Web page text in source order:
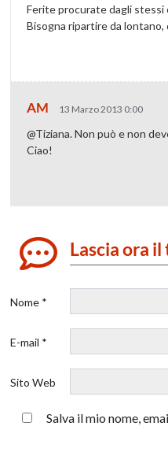
Ferite procurate dagli stessi
Bisogna ripartire da
AM 13 Marzo 2013 0:00
@Tiziana. Non può e non
Ciao!
Lascia ora
Nome *
E-mail *
Sito Web
Salva il mio nome,